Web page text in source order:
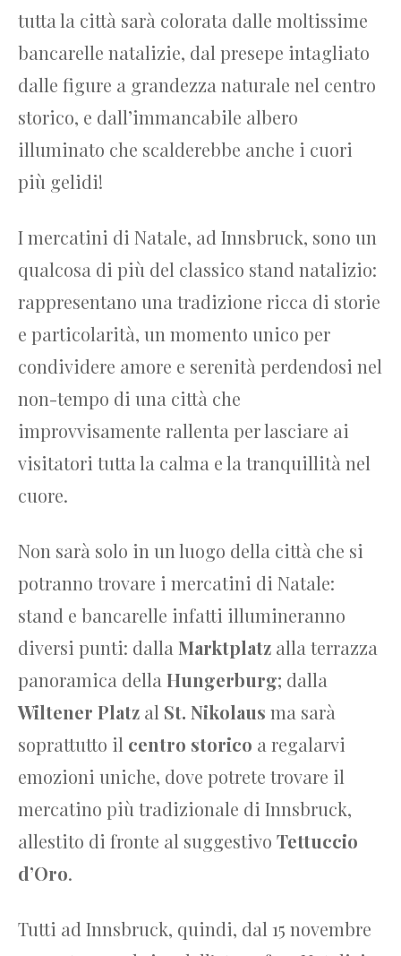
tutta la città sarà colorata dalle moltissime
bancarelle natalizie, dal presepe intagliato
dalle figure a grandezza naturale nel centro
storico, e dall’immancabile albero
illuminato che scalderebbe anche i cuori
più gelidi!
I mercatini di Natale, ad Innsbruck, sono un
qualcosa di più del classico stand natalizio:
rappresentano una tradizione ricca di storie
e particolarità, un momento unico per
condividere amore e serenità perdendosi nel
non-tempo di una città che
improvvisamente rallenta per lasciare ai
visitatori tutta la calma e la tranquillità nel
cuore.
Non sarà solo in un luogo della città che si
potranno trovare i mercatini di Natale:
stand e bancarelle infatti illumineranno
diversi punti: dalla Marktplatz alla terrazza
panoramica della Hungerburg; dalla
Wiltener Platz al St. Nikolaus ma sarà
soprattutto il centro storico a regalarvi
emozioni uniche, dove potrete trovare il
mercatino più tradizionale di Innsbruck,
allestito di fronte al suggestivo Tettuccio
d’Oro.
Tutti ad Innsbruck, quindi, dal 15 novembre